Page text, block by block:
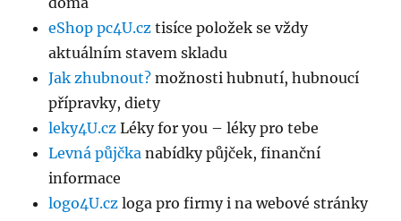
eShop pc4U.cz tisíce položek se vždy
aktuálním stavem skladu
Jak zhubnout? možnosti hubnutí, hubnoucí
přípravky, diety
leky4U.cz Léky for you – léky pro tebe
Levná půjčka nabídky půjček, finanční
informace
logo4U.cz loga pro firmy i na webové stránky